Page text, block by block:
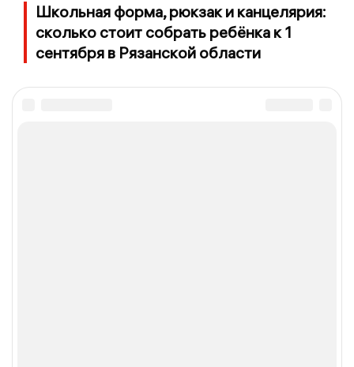
Школьная форма, рюкзак и канцелярия:
сколько стоит собрать ребёнка к 1
сентября в Рязанской области